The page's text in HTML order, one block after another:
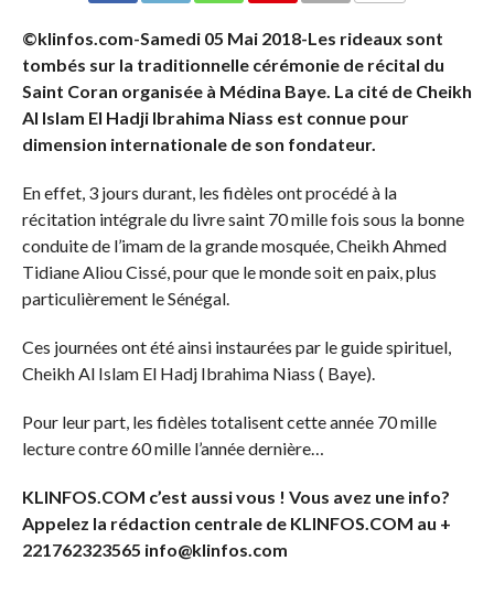
©klinfos.com-Samedi 05 Mai 2018-Les rideaux sont
tombés sur la traditionnelle cérémonie de récital du
Saint Coran organisée à Médina Baye. La cité de Cheikh
Al Islam El Hadji Ibrahima Niass est connue pour
dimension internationale de son fondateur.
En effet, 3 jours durant, les fidèles ont procédé à la
récitation intégrale du livre saint 70 mille fois sous la bonne
conduite de l’imam de la grande mosquée, Cheikh Ahmed
Tidiane Aliou Cissé, pour que le monde soit en paix, plus
particulièrement le Sénégal.
Ces journées ont été ainsi instaurées par le guide spirituel,
Cheikh Al Islam El Hadj Ibrahima Niass ( Baye).
Pour leur part, les fidèles totalisent cette année 70 mille
lecture contre 60 mille l’année dernière…
KLINFOS.COM c’est aussi vous ! Vous avez une info?
Appelez la rédaction centrale de KLINFOS.COM au +
221762323565 info@klinfos.com